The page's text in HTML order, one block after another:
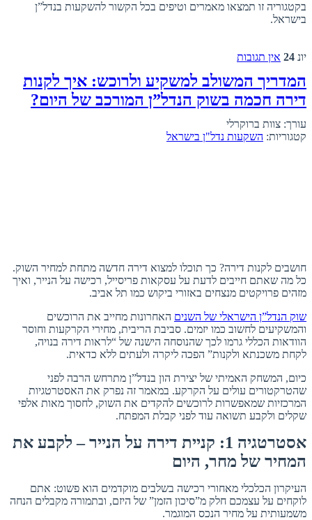
בקטגוריה זו תמצאו מאמרים וטיפים בכל הקשור להשקעות בנדל”ן
בישראל.
יונ 24 אין תגובות
המדריך המשולב למשקיע ולרוכש: איך לקנות
דירה חכמה בשוק הנדל”ן המורכב של היום?
עורך: צוות ברוקרלי
קטגוריות: השקעות נדל"ן בישראל
חושבים לקנות דירה? כך תוכלו למצוא דירה חדשה מתחת למחיר השוק.
כל מה שאתם חייבים לדעת על עסקאות פריסייל, רכישה על הנייר, ואיך
מזהים פרויקטים מנצחים באזורי ביקוש כמו תל אביב.
שוק הנדל”ן הישראלי של השנים האחרונות מחייב את הרוכשים
והמשקיעים לחשוב כמו יזמים. סביבת הריבית, מחירי הקרקעות וחוסר
הוודאות הכללי גרמו לכך שהנוסחה הישנה של “לראות דירה בנויה,
לקחת משכנתא ולקנות” הפכה ליקרה ולעתים ללא כדאית.
כיום, המשחק האמיתי של יצירת הון בנדל”ן מתרחש הרבה לפני
שהטרקטורים עולים על הקרקע. במאמר זה נפרק את האסטרטגיות
המרכזיות שמאפשרות לרוכשים להקדים את השוק, לחסוך מאות אלפי
שקלים ולקבע תשואה עוד לפני קבלת המפתח.
אסטרטגיה 1: קניית דירה על הנייר – לקבע את
המחיר של מחר, היום
העיקרון הכלכלי מאחורי רכישה בשלבים מוקדמים הוא פשוט: אתם
לוקחים על עצמכם חלק מ”סיכון הזמן” של היזם, ובתמורה מקבלים הנחה
משמעותית על מחיר הנכס המוגמר.